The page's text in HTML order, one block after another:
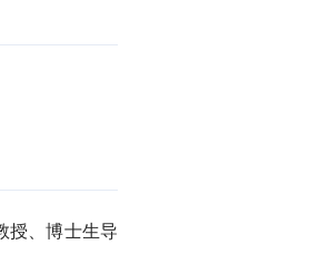
授、博士生导